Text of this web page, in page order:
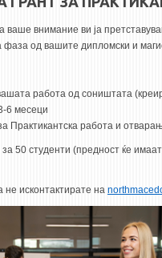
ваше внимание ви ја
фаза од вашите дипломски и
работа од соништата
6 месеци
Практикантска работа и
50 студенти (предност ќе
исконтактирате на